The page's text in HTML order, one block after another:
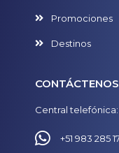
Promociones
Destinos
CONTÁCTENOS
Central telefónica:
+51 983 285